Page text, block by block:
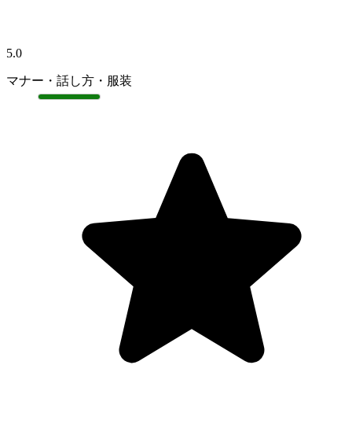
5.0
マナー・話し方・服装